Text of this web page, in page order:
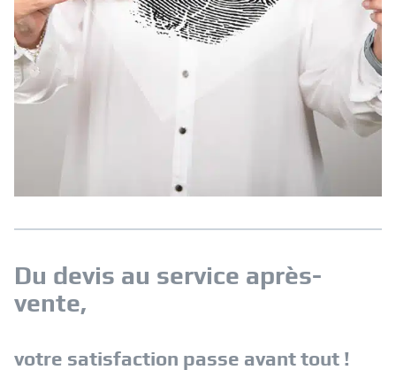
Du devis au service après-
vente,
votre satisfaction passe avant tout !